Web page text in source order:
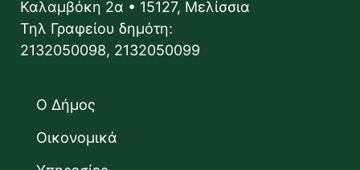
Καλαμβόκη 2α • 15127, Μελίσσια
Τηλ Γραφείου δημότη:
2132050098, 2132050099
Ο Δήμος
Οικονομικά